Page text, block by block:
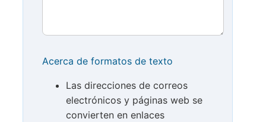
Acerca de formatos de texto
Las direcciones de correos
electrónicos y páginas web se
convierten en enlaces